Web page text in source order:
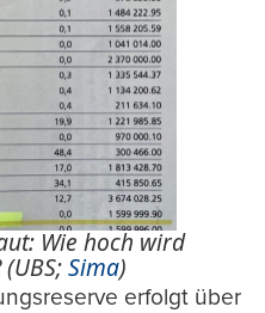
Wie hoch wird
Sima)
erfolgt über